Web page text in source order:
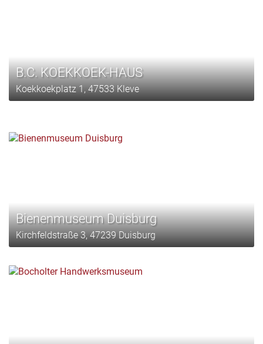
B.C. KOEKKOEK-HAUS
Koekkoekplatz 1, 47533 Kleve
Bienenmuseum Duisburg
Kirchfeldstraße 3, 47239 Duisburg